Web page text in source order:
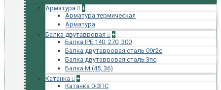
Арматура
+
Арматура термическая
Арматура
Балка двутавровая
+
Балка IPE 140, 270, 300
Балка двутавровая сталь 09г2с
Балка двутавровая сталь 3пс
Балка М (45, 36)
Катанка
+
Катанка 0-3ПС